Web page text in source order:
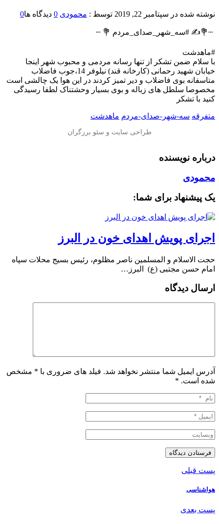
نوشته شده در سپتامبر 22, 2019 توسط : محمودی 0 دیدگاه ها0
‌‍ ┄💐✍ #سه_شهر_صدای_مردم 💐 ┄
#ماهدشت
با سلام ضمن تشکر از تنها رسانه مردمی و محبوب شهر اینجا
خیابان شهید رحمانی (کارخانه قند) نیلوفر 14،جوب فاضلاب
متاسفانه بوی فاضلاب و دیر تمیز کردند در این هوا یک چالشی است
مخصوصا سلطل های زباله و بوی بسیار وحشتناک لطفا رسیدگی
کنید با تشکر
متفرقه سه-شهر-صدای-مردم ماهدشت
درباره نویسنده
محمودی
یک پیشنهاد برای شما:
اجرای پویش اهدای خون در البرز
حجت الاسلام و المسلمین ناصر مظلوم، رئیس بسیج محلات سپاه
امام حسن مجتبی (ع) البرز…
ارسال دیدگاه
آدرس ایمیل شما منتشر نخواهد شد. فیلد های ضروری با * مشخص
شده است. *
پست قبلی
هواشناسی
پست بعدی